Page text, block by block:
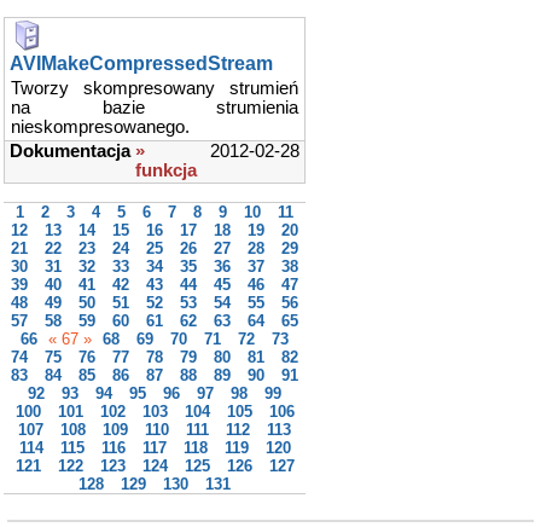
AVIMakeCompressedStream
Tworzy skompresowany strumień
na bazie strumienia
nieskompresowanego.
2012-02-28
Dokumentacja »
funkcja
1 2 3 4 5 6 7 8 9 10
11
12
13 14 15 16 17 18 19
20
21
22 23 24 25 26 27 28
29
30
31 32 33 34 35 36 37
38
39
40 41 42 43 44 45 46
47
48
49 50 51 52 53 54 55
56
57
58 59 60 61 62 63 64
65
66 « 67 » 68 69 70 71 72
73
74
75 76 77 78 79 80 81
82
83
84 85 86 87 88 89 90
91
92
93 94 95 96 97 98
99
100
101 102 103 104 105
106
107
108 109 110 111 112
113
114
115 116 117 118 119
120
121
122 123 124 125 126
127
128
129 130 131